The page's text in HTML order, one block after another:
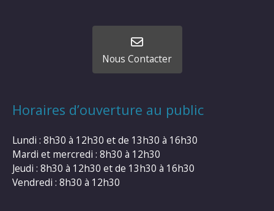
Nous Contacter
Horaires d’ouverture au public
Lundi : 8h30 à 12h30 et de 13h30 à 16h30
Mardi et mercredi : 8h30 à 12h30
Jeudi : 8h30 à 12h30 et de 13h30 à 16h30
Vendredi : 8h30 à 12h30